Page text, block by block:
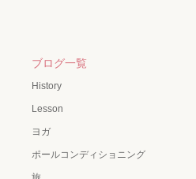
ブログ一覧
History
Lesson
ヨガ
ポールコンディショニング